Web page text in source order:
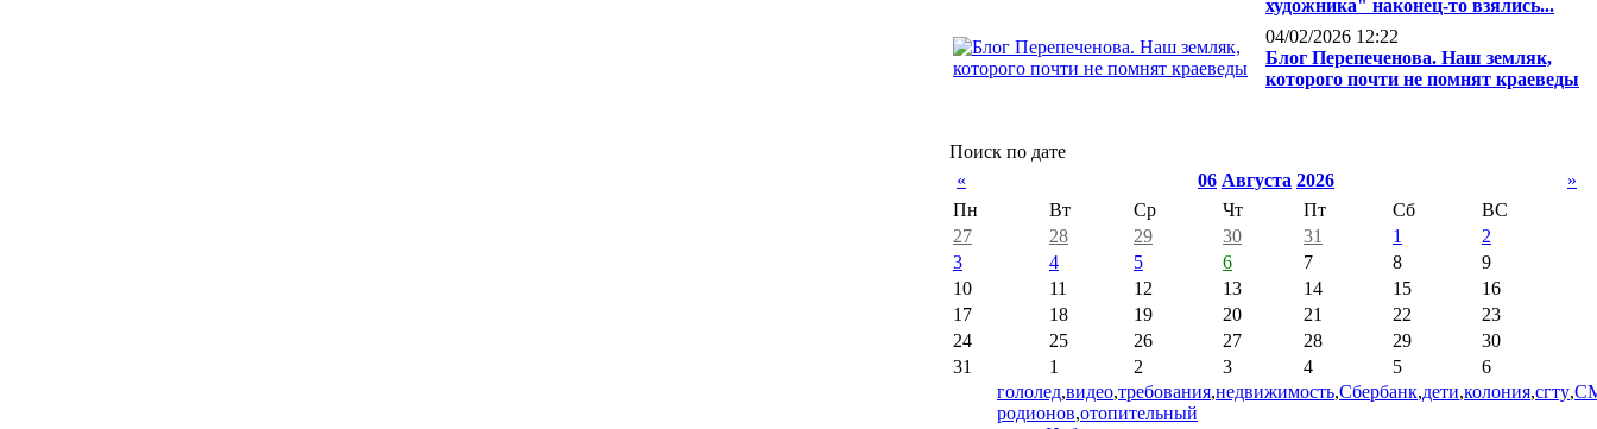
художника" наконец-то взялись...
04/02/2026 12:22
Блог Перепеченова. Наш земляк,
которого почти не помнят краеведы
Поиск по дате
«
06 Августа 2026
»
Пн
Вт Ср Чт Пт Сб
ВС
27
28 29 30 31 1
2
3
4 5 6 7 8
9
10
11 12 13 14 15
16
17
18 19 20 21 22
23
24
25 26 27 28 29
30
31
1 2 3 4 5
6
гололед,видео,требования,недвижимость,Сбербанк,дети,колония,сгту,
родионов,отопительный